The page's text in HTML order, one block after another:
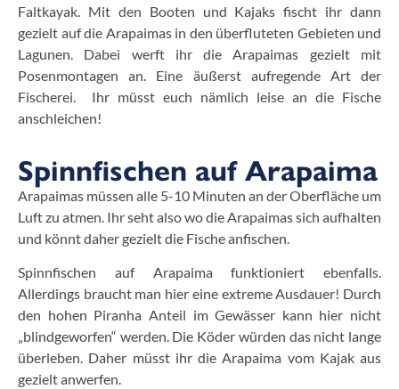
Faltkayak. Mit den Booten und Kajaks fischt ihr dann
gezielt auf die Arapaimas in den überfluteten Gebieten und
Lagunen. Dabei werft ihr die Arapaimas gezielt mit
Posenmontagen an. Eine äußerst aufregende Art der
Fischerei. Ihr müsst euch nämlich leise an die Fische
anschleichen!
Spinnfischen auf Arapaima
Arapaimas müssen alle 5-10 Minuten an der Oberfläche um
Luft zu atmen. Ihr seht also wo die Arapaimas sich aufhalten
und könnt daher gezielt die Fische anfischen.
Spinnfischen auf Arapaima funktioniert ebenfalls.
Allerdings braucht man hier eine extreme Ausdauer! Durch
den hohen Piranha Anteil im Gewässer kann hier nicht
„blindgeworfen“ werden. Die Köder würden das nicht lange
überleben. Daher müsst ihr die Arapaima vom Kajak aus
gezielt anwerfen.